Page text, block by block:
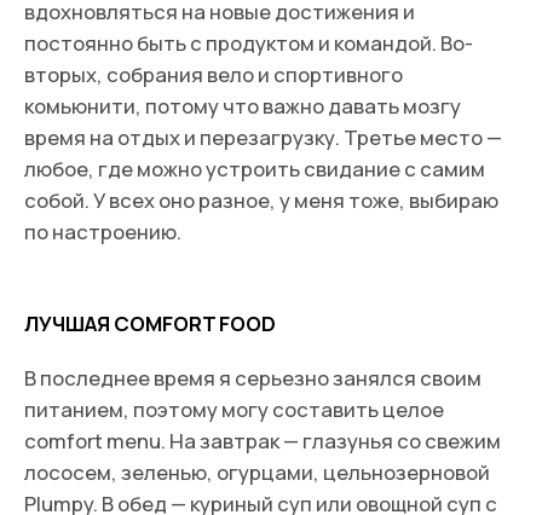
Статьи
Гастро
Культура
Мода
Экономика для зумеров
О нас
Карьера
Политика
конфиденциальности
Общие условия договора
Правила возврата
наworldpike@gmail.com
Сотрудничество
Спецпроекты
Получать рассылку для друзей